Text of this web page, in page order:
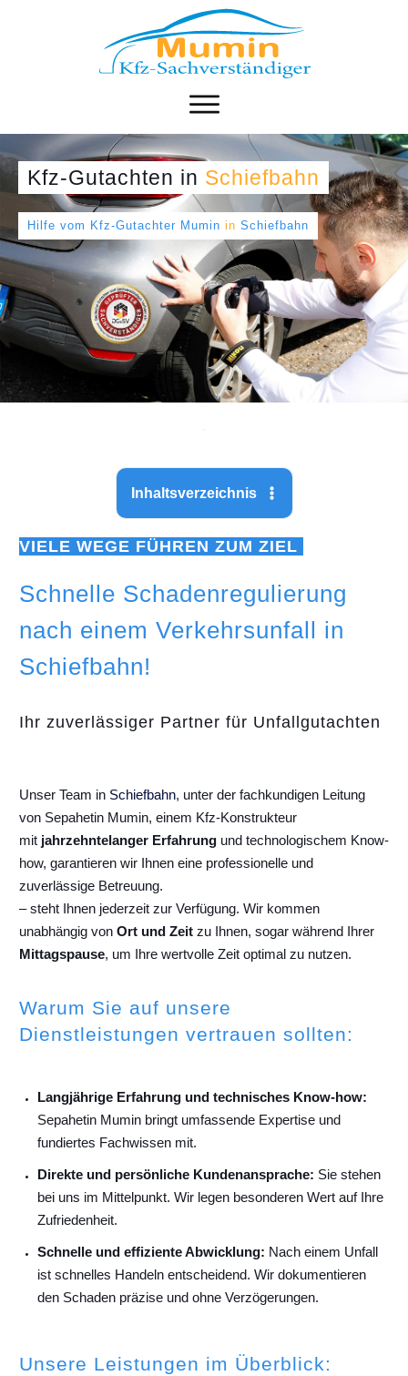
Kfz-Gutachten in Schiefbahn
Hilfe vom Kfz-Gutachter Mumin in Schiefbahn
Inhaltsverzeichnis
VIELE WEGE FÜHREN ZUM ZIEL
Schnelle Schadenregulierung
nach einem Verkehrsunfall in
Schiefbahn!
Ihr zuverlässiger Partner für Unfallgutachten
Unser Team in Schiefbahn, unter der fachkundigen Leitung
von Sepahetin Mumin, einem Kfz-Konstrukteur
mit jahrzehntelanger Erfahrung und technologischem Know-
how, garantieren wir Ihnen eine professionelle und
zuverlässige Betreuung.
– steht Ihnen jederzeit zur Verfügung. Wir kommen
unabhängig von Ort und Zeit zu Ihnen, sogar während Ihrer
Mittagspause, um Ihre wertvolle Zeit optimal zu nutzen.
Warum Sie auf unsere
Dienstleistungen vertrauen sollten:
Langjährige Erfahrung und technisches Know-how:
Sepahetin Mumin bringt umfassende Expertise und
fundiertes Fachwissen mit.
Direkte und persönliche Kundenansprache: Sie stehen
bei uns im Mittelpunkt. Wir legen besonderen Wert auf Ihre
Zufriedenheit.
Schnelle und effiziente Abwicklung: Nach einem Unfall
ist schnelles Handeln entscheidend. Wir dokumentieren
den Schaden präzise und ohne Verzögerungen.
Unsere Leistungen im Überblick: